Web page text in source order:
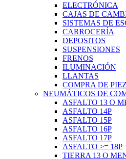
ELECTRÓNICA
CAJAS DE
SISTEMAS DE
CARROCERÍA
DEPOSITOS
SUSPENSIONES
FRENOS
ILUMINACIÓN
LLANTAS
COMPRA DE
NEUMÁTICOS DE
ASFALTO 13 O
ASFALTO 14P
ASFALTO 15P
ASFALTO 16P
ASFALTO 17P
ASFALTO >= 18P
TIERRA 13 O